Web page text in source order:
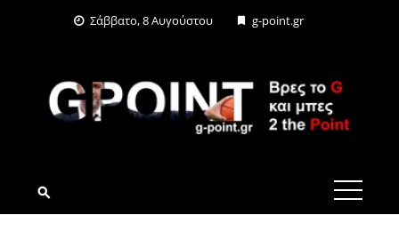
Σάββατο, 8 Αυγούστου g-point.gr
G-POINT.GR